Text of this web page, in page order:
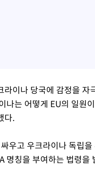
이나 당국에 감정을 자
는 어떻게 EU의 일원
다.
우고 우크라이나 독립
명칭을 부여하는 법령을